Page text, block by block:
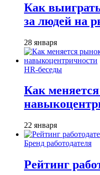
Как
за людей на
28 января
HR-беседы
Как
22 января
Бренд работодателя
Рейтинг